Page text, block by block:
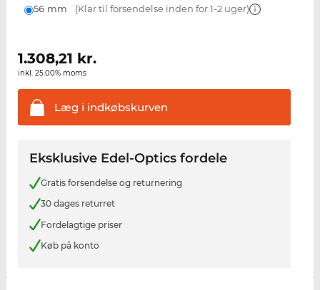
56 mm (Klar til forsendelse inden for 1-2 uger)
1.308,21 kr.
inkl. 25.00% moms
Læg i indkøbskurven
Eksklusive Edel-Optics fordele
Gratis forsendelse og returnering
30 dages returret
Fordelagtige priser
Køb på konto